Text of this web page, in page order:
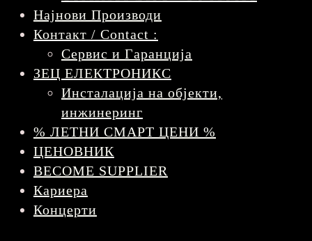
Најнови Производи
Контакт / Contact :
Сервис и Гаранција
ЗЕЦ ЕЛЕКТРОНИКС
Инсталација на објекти,
инжинеринг
% ЛЕТНИ СМАРТ ЦЕНИ %
ЦЕНОВНИК
BECOME SUPPLIER
Кариера
Концерти